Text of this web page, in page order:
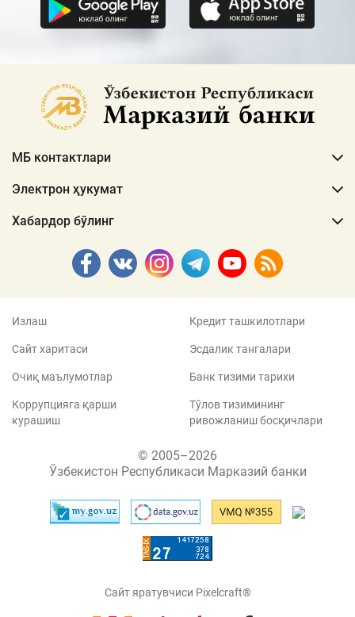
МБ контактлари
Электрон ҳукумат
Хабардор бўлинг
Излаш
Сайт харитаси
Очиқ маълумотлар
Коррупцияга қарши
курашиш
Кредит ташкилотлари
Эсдалик тангалари
Банк тизими тарихи
Тўлов тизимининг
ривожланиш босқичлари
© 2005–2026
Ўзбекистон Республикаси Марказий банки
Сайт яратувчиси Pixelcraft®